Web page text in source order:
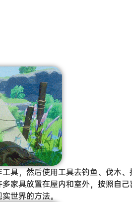
具，然后使用工具去钓鱼、伐木
家具放置在屋内和室外，按照自
世界的方法。